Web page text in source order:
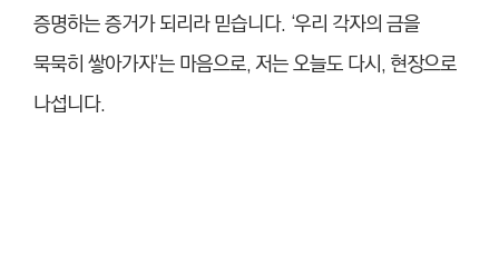
증명하는 증거가 되리라 믿습니다. ‘우리 각자의 금을
묵묵히 쌓아가자’는 마음으로, 저는 오늘도 다시, 현장으로
나섭니다.